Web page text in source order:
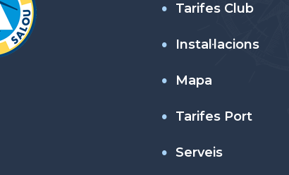
Tarifes Club
Instal·lacions
Mapa
Tarifes Port
Serveis